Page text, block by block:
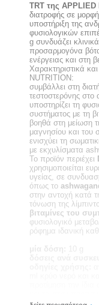
TRT της APPLIED
διατροφής σε
υποστήριξη της
φυσιολογικών
g συνδυάζει
προσαρμογόνα
ενέργειας και στη
Χαρακτηριστικά
NUTRITION:
συμβάλλει στη
τεστοστερόνης
υποστηρίζει τη
συστήματος με τη
βοηθά στη μείωση
μαγνησίου και του
ενισχύει τη
με εκχυλίσματα
Το προϊόν περιέχει
χρησιμοποιείται
υγείας, σε
όπως το
στην αντοχή κατά
τόνωση της
βιταμίνες του
φυσιολογικό
ρόφημα ιδανική
συστατικά: